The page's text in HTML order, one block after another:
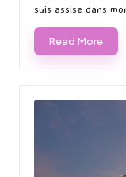
suis assise dans
Read More